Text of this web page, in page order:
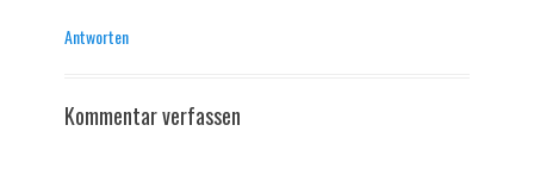
Antworten
Kommentar verfassen